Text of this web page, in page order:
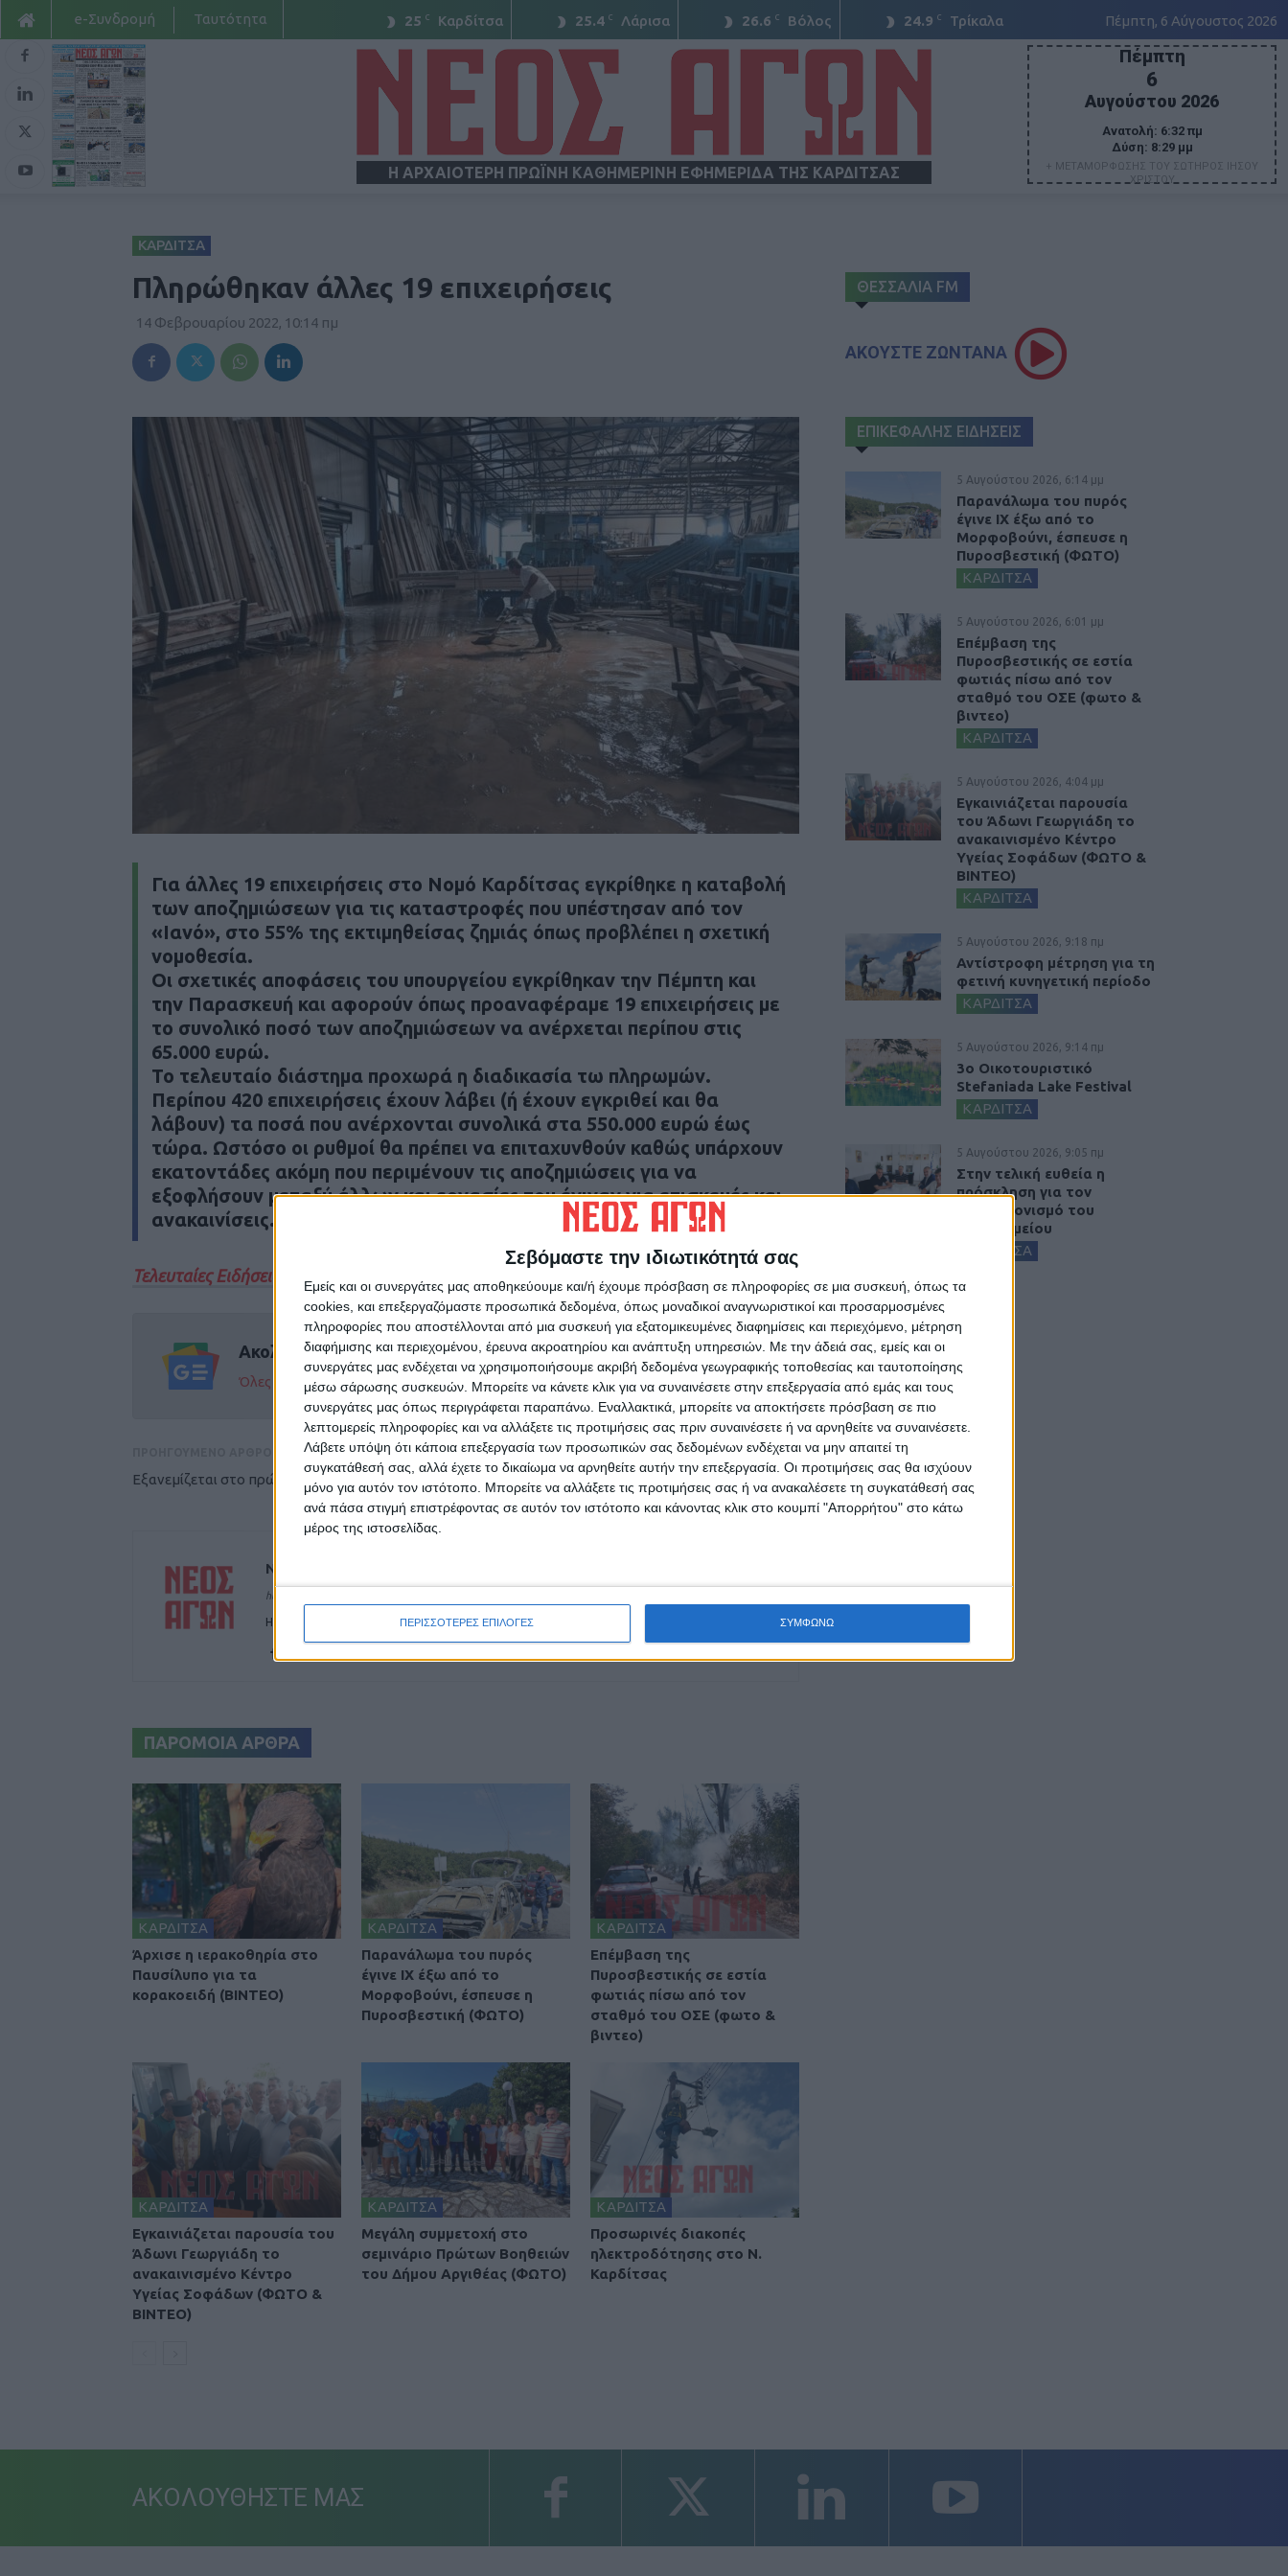
Σεβόμαστε την ιδιωτικότητά σας
Εμείς και οι συνεργάτες μας αποθηκεύουμε και/ή έχουμε πρόσβαση σε πληροφορίες σε μια συσκευή, όπως τα
cookies, και επεξεργαζόμαστε προσωπικά δεδομένα, όπως μοναδικοί αναγνωριστικοί και προσαρμοσμένες
πληροφορίες που αποστέλλονται από μια συσκευή για εξατομικευμένες διαφημίσεις και περιεχόμενο, μέτρηση
διαφήμισης και περιεχομένου, έρευνα ακροατηρίου και ανάπτυξη υπηρεσιών. Με την άδειά σας, εμείς και οι
συνεργάτες μας ενδέχεται να χρησιμοποιήσουμε ακριβή δεδομένα γεωγραφικής τοποθεσίας και ταυτοποίησης
μέσω σάρωσης συσκευών. Μπορείτε να κάνετε κλικ για να συναινέσετε στην επεξεργασία από εμάς και τους
συνεργάτες μας όπως περιγράφεται παραπάνω. Εναλλακτικά, μπορείτε να αποκτήσετε πρόσβαση σε πιο
λεπτομερείς πληροφορίες και να αλλάξετε τις προτιμήσεις σας πριν συναινέσετε ή να αρνηθείτε να συναινέσετε.
Λάβετε υπόψη ότι κάποια επεξεργασία των προσωπικών σας δεδομένων ενδέχεται να μην απαιτεί τη
συγκατάθεσή σας, αλλά έχετε το δικαίωμα να αρνηθείτε αυτήν την επεξεργασία. Οι προτιμήσεις σας θα ισχύουν
μόνο για αυτόν τον ιστότοπο. Μπορείτε να αλλάξετε τις προτιμήσεις σας ή να ανακαλέσετε τη συγκατάθεσή σας
ανά πάσα στιγμή επιστρέφοντας σε αυτόν τον ιστότοπο και κάνοντας κλικ στο κουμπί "Απορρήτου" στο κάτω
μέρος της ιστοσελίδας.
ΠΕΡΙΣΣΟΤΕΡΕΣ ΕΠΙΛΟΓΕΣ ΣΥΜΦΩΝΩ
25 C Καρδίτσα 25.4 C Λάρισα 26.6 C Βόλος 24.9 C Τρίκαλα Πέμπτη, 6 Αύγουστος 2026
e-Συνδρομή Ταυτότητα
Η ΑΡΧΑΙΟΤΕΡΗ ΠΡΩΪΝΗ ΚΑΘΗΜΕΡΙΝΗ ΕΦΗΜΕΡΙΔΑ ΤΗΣ ΚΑΡΔΙΤΣΑΣ
Πέμπτη
6
Αυγούστου 2026
Ανατολή: 6:32 πμ
Δύση: 8:29 μμ
+ ΜΕΤΑΜΟΡΦΩΣΗΣ ΤΟΥ ΣΩΤΗΡΟΣ ΙΗΣΟΥ
ΧΡΙΣΤΟΥ
ΚΑΡΔΙΤΣΑ
Πληρώθηκαν άλλες 19 επιχειρήσεις
14 Φεβρουαρίου 2022, 10:14 πμ
Για άλλες 19 επιχειρήσεις στο Νομό Καρδίτσας εγκρίθηκε η καταβολή
των αποζημιώσεων για τις καταστροφές που υπέστησαν από τον
«Ιανό», στο 55% της εκτιμηθείσας ζημιάς όπως προβλέπει η σχετική
νομοθεσία.
Οι σχετικές αποφάσεις του υπουργείου εγκρίθηκαν την Πέμπτη και
την Παρασκευή και αφορούν όπως προαναφέραμε 19 επιχειρήσεις με
το συνολικό ποσό των αποζημιώσεων να ανέρχεται περίπου στις
65.000 ευρώ.
Το τελευταίο διάστημα προχωρά η διαδικασία τω πληρωμών.
Περίπου 420 επιχειρήσεις έχουν λάβει (ή έχουν εγκριθεί και θα
λάβουν) τα ποσά που ανέρχονται συνολικά στα 550.000 ευρώ έως
τώρα. Ωστόσο οι ρυθμοί θα πρέπει να επιταχυνθούν καθώς υπάρχουν
εκατοντάδες ακόμη που περιμένουν τις αποζημιώσεις για να
εξοφλήσουν μεταξύ άλλων και εργασίες που έγιναν για επισκευές και
ανακαινίσεις.
Τελευταίες Ειδήσεις Σήμερα
Ακολούθησε την εφημερίδα ΝΕΟΣ ΑΓΩΝ στο Google News!
Όλες οι εξελίξεις στην περιοχή της Καρδίτσας και ευρύτερα της Θεσσαλίας
Εξανεμίζεται στο πρώτο 10ήμερο
ΕΠΟΜΕΝΟ ΑΡΘΡΟ
Η Καρδίτσα στα...κόκκινα για χάρη του έρωτα!
ΝΕΟΣ ΑΓΩΝ
https://neosagon.gr
Η Αρχαιότερη Καθημερινή Πρωινή Εφημερίδα της Καρδίτσας
ΠΑΡΟΜΟΙΑ ΑΡΘΡΑ
ΚΑΡΔΙΤΣΑ
Άρχισε η ιερακοθηρία στο
Παυσίλυπο για τα
κορακοειδή (ΒΙΝΤΕΟ)
ΚΑΡΔΙΤΣΑ
Παρανάλωμα του πυρός
έγινε ΙΧ έξω από το
Μορφοβούνι, έσπευσε η
Πυροσβεστική (ΦΩΤΟ)
ΚΑΡΔΙΤΣΑ
Επέμβαση της
Πυροσβεστικής σε εστία
φωτιάς πίσω από τον
σταθμό του ΟΣΕ (φωτο &
βιντεο)
ΚΑΡΔΙΤΣΑ
Εγκαινιάζεται παρουσία του
Άδωνι Γεωργιάδη το
ανακαινισμένο Κέντρο
Υγείας Σοφάδων (ΦΩΤΟ &
ΒΙΝΤΕΟ)
ΚΑΡΔΙΤΣΑ
Μεγάλη συμμετοχή στο
σεμινάριο Πρώτων Βοηθειών
του Δήμου Αργιθέας (ΦΩΤΟ)
ΚΑΡΔΙΤΣΑ
Προσωρινές διακοπές
ηλεκτροδότησης στο Ν.
Καρδίτσας
ΘΕΣΣΑΛΙΑ FM
ΑΚΟΥΣΤΕ ΖΩΝΤΑΝΑ
ΕΠΙΚΕΦΑΛΗΣ ΕΙΔΗΣΕΙΣ
5 Αυγούστου 2026, 6:14 μμ
Παρανάλωμα του πυρός
έγινε ΙΧ έξω από το
Μορφοβούνι, έσπευσε η
Πυροσβεστική (ΦΩΤΟ)
ΚΑΡΔΙΤΣΑ
5 Αυγούστου 2026, 6:01 μμ
Επέμβαση της
Πυροσβεστικής σε εστία
φωτιάς πίσω από τον
σταθμό του ΟΣΕ (φωτο &
βιντεο)
ΚΑΡΔΙΤΣΑ
5 Αυγούστου 2026, 4:04 μμ
Εγκαινιάζεται παρουσία
του Άδωνι Γεωργιάδη το
ανακαινισμένο Κέντρο
Υγείας Σοφάδων (ΦΩΤΟ &
ΒΙΝΤΕΟ)
ΚΑΡΔΙΤΣΑ
5 Αυγούστου 2026, 9:18 πμ
Αντίστροφη μέτρηση για τη
φετινή κυνηγετική περίοδο
ΚΑΡΔΙΤΣΑ
5 Αυγούστου 2026, 9:14 πμ
3ο Οικοτουριστικό
Stefaniada Lake Festival
ΚΑΡΔΙΤΣΑ
5 Αυγούστου 2026, 9:05 πμ
Στην τελική ευθεία η
πρόσκληση για τον
εκσυγχρονισμό του
Νοσοκομείου
ΚΑΡΔΙΤΣΑ
ΑΚΟΛΟΥΘΗΣΤΕ ΜΑΣ